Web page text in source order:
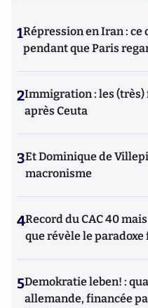
1Répression en Iran :
pendant que Paris
2Immigration : les
après Ceuta
3Et Dominique de
macronisme
4Record du CAC 40
que révèle le paradoxe
5Demokratie leben! :
allemande, financée